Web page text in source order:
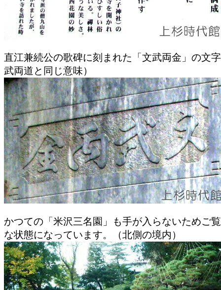
直江兼続公の歌碑に刻まれた「文武両金」の文
武両道と同じ意味）
かつての「米沢三名園」も手が入らないためご
な状態になっています。（北側の境内）